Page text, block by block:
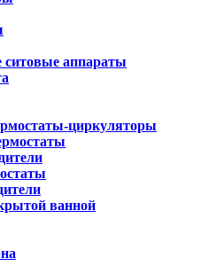
ситовые аппараты
циркуляторы
ванной